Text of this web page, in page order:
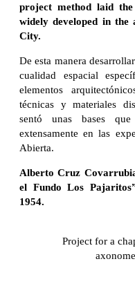
project method laid
widely developed in the
City.
De esta manera
cualidad espacial
elementos
técnicas y materiales
sentó unas bases
extensamente en las
Abierta.
Alberto Cruz
el Fundo Los
1954.
Project for a